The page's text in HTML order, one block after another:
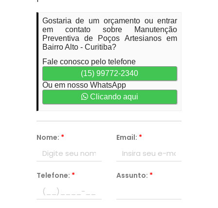
Gostaria de um orçamento ou entrar
em contato sobre Manutenção
Preventiva de Poços Artesianos em
Bairro Alto - Curitiba?
Fale conosco pelo telefone
(15) 99772-2340
Ou em nosso WhatsApp
Clicando aqui
Nome: * Email: *
Telefone: * Assunto: *